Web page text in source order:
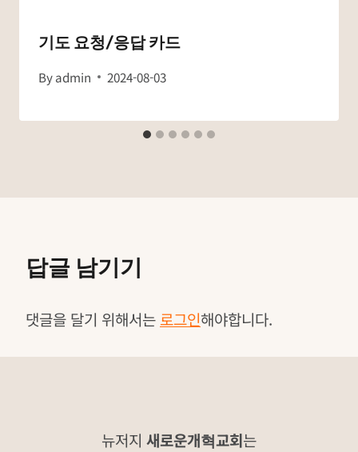
기도 요청/응답 카드
Byadmin 2024-08-03
답글 남기기
댓글을 달기 위해서는 로그인해야합니다.
뉴저지 새로운개혁교회는